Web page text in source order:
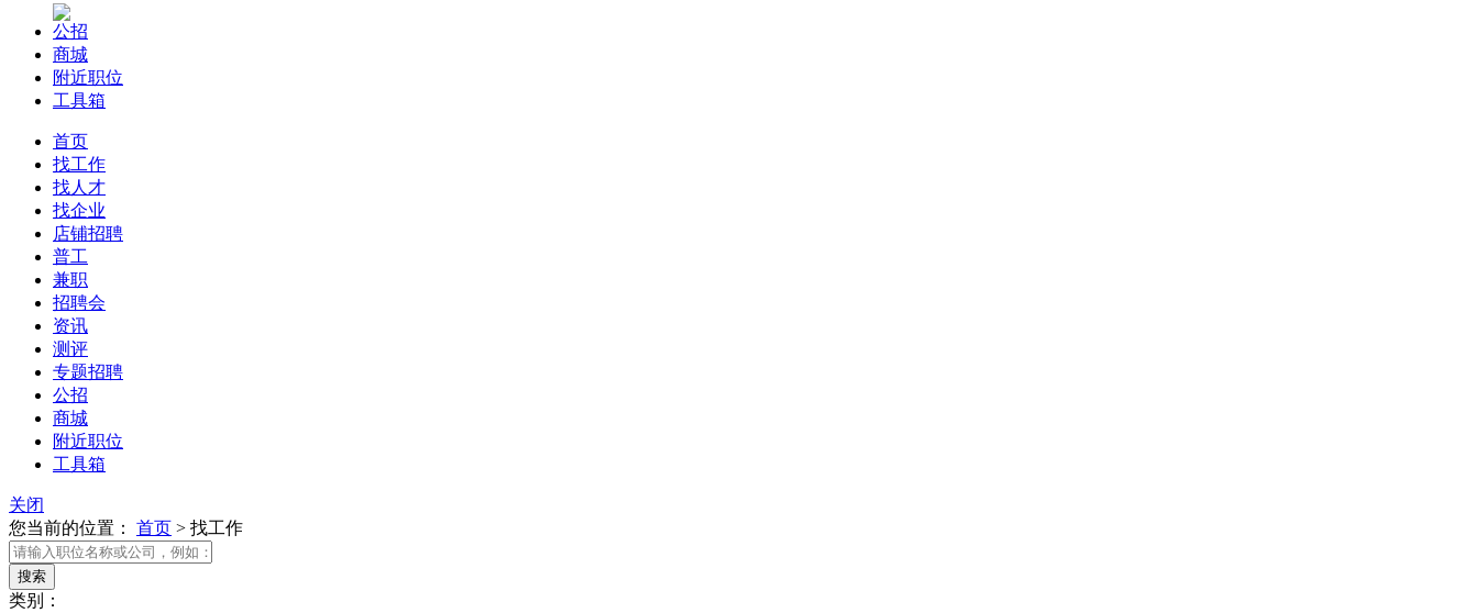
公招
商城
附近职位
工具箱
首页
找工作
找人才
找企业
店铺招聘
普工
兼职
招聘会
资讯
测评
专题招聘
公招
商城
附近职位
工具箱
关闭
您当前的位置： 首页 > 找工作
类别：